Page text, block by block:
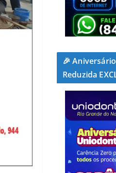
🎉
Reduzida